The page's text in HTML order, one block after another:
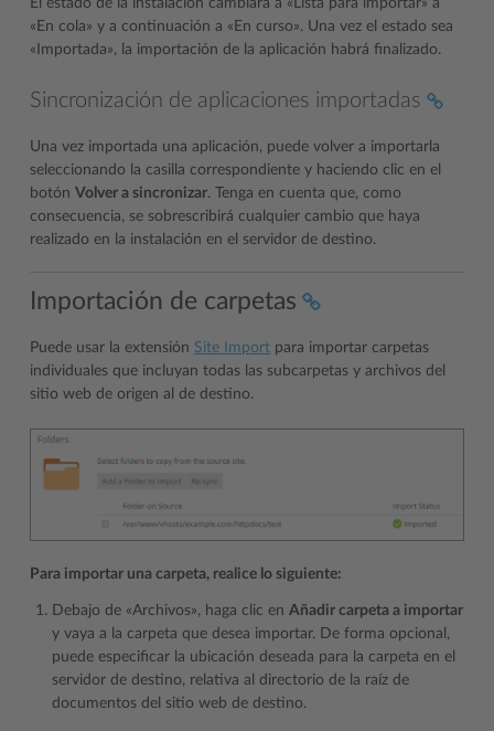
El estado de la instalación cambiará a «Lista para importar» a
«En cola» y a continuación a «En curso». Una vez el estado sea
«Importada», la importación de la aplicación habrá finalizado.
Sincronización de aplicaciones importadas
Una vez importada una aplicación, puede volver a importarla
seleccionando la casilla correspondiente y haciendo clic en el
botón Volver a sincronizar. Tenga en cuenta que, como
consecuencia, se sobrescribirá cualquier cambio que haya
realizado en la instalación en el servidor de destino.
Importación de carpetas
Puede usar la extensión Site Import para importar carpetas
individuales que incluyan todas las subcarpetas y archivos del
sitio web de origen al de destino.
Para importar una carpeta, realice lo siguiente:
Debajo de «Archivos», haga clic en Añadir carpeta a importar
y vaya a la carpeta que desea importar. De forma opcional,
puede especificar la ubicación deseada para la carpeta en el
servidor de destino, relativa al directorio de la raíz de
documentos del sitio web de destino.